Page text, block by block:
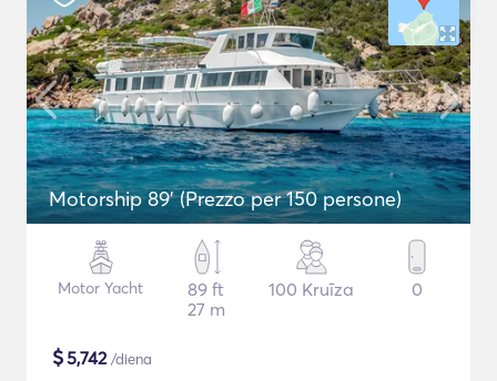
Motorship 89' (Prezzo per 150 persone)
Motor Yacht
89 ft
27 m
100 Kruīza 0
$5,742/diena